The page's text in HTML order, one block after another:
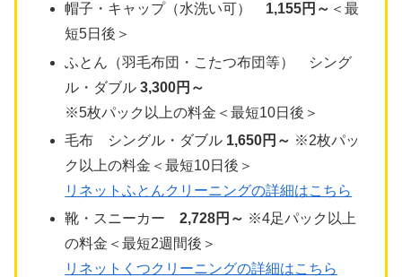
帽子・キャップ（水洗い可） 1,155円～ ＜最
短5日後＞
ふとん（羽毛布団・こたつ布団等） シング
ル・ダブル3,300円～
※5枚パック以上の料金＜最短10日後＞
毛布 シングル・ダブル 1,650円～ ※2枚パッ
ク以上の料金＜最短10日後＞
リネットふとんクリーニングの詳細はこちら
靴・スニーカー2,728円～ ※4足パック以上
の料金＜最短2週間後＞
リネットくつクリーニングの詳細はこちら